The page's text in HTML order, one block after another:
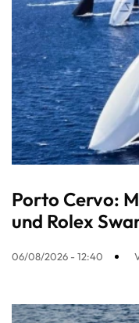
Porto Cervo:
und Rolex
06/08/2026 - 12:40